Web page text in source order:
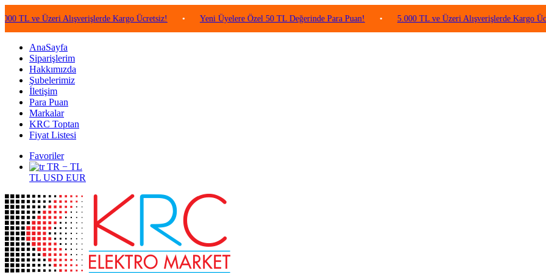
Üzeri Alışverişlerde Kargo Ücretsiz! • Yeni Üyelere Özel 50 TL Değerinde Para Puan! • 5.000 TL ve Üzeri Alışverişlerde Kargo Ücretsiz!
AnaSayfa
Siparişlerim
Hakkımızda
Şubelerimiz
İletişim
Para Puan
Markalar
KRC Toptan
Fiyat Listesi
Favoriler
TR − TL
TL USD EUR